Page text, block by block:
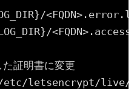
証明書に変更
etc/letsencrypt/live/